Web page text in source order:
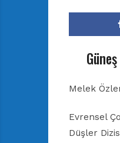
Melek
Evrensel
Düşler